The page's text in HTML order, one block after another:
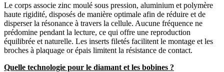
Le corps associe zinc moulé sous pression, aluminium et polymère
haute rigidité, disposés de manière optimale afin de réduire et de
disperser la résonance à travers la cellule. Aucune fréquence ne
prédomine pendant la lecture, ce qui offre une reproduction
équilibrée et naturelle. Les inserts filetés facilitent le montage et les
broches à plaquage or épais limitent la résistance de contact.
Quelle technologie pour le diamant et les bobines ?